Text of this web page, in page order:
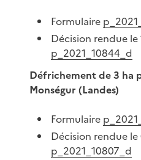
Formulaire
Décision rendue
p_2021_10844_d
Défrichement de 3 ha
Monségur (Landes)
Formulaire
Décision rendue
p_2021_10807_d